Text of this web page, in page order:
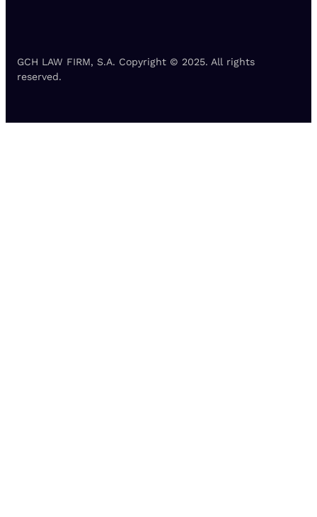
GCH LAW FIRM, S.A. Copyright © 2025. All rights
reserved.